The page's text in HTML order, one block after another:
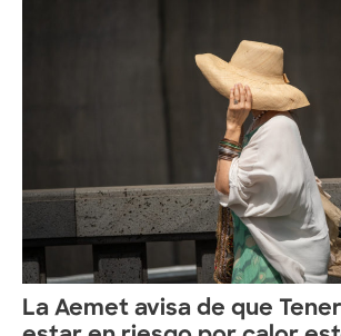
La Aemet avisa de que